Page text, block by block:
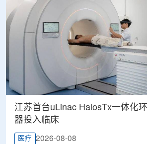
江苏首台uLinac HalosTx一体化
器投入临床
医疗 2026-08-08